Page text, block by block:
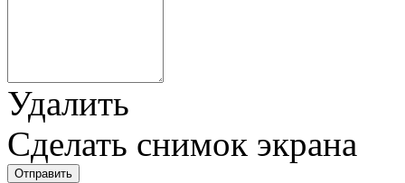
Удалить
Сделать снимок экрана
Отправить